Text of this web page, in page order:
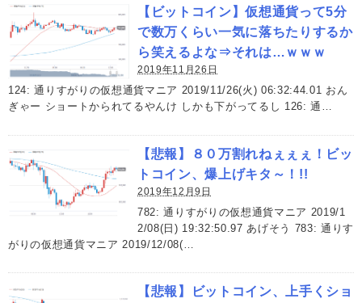
【ビットコイン】仮想通貨って5分
で数万くらい一気に落ちたりするか
ら笑えるよな⇒それは…ｗｗｗ
2019年11月26日
124: 通りすがりの仮想通貨マニア 2019/11/26(火) 06:32:44.01 おん
ぎゃー ショートかられてるやんけ しかも下がってるし 126: 通…
【悲報】８０万割れねぇぇぇ！ビッ
トコイン、爆上げキタ～！!!
2019年12月9日
782: 通りすがりの仮想通貨マニア 2019/1
2/08(日) 19:32:50.97 あげそう 783: 通りす
がりの仮想通貨マニア 2019/12/08(…
【悲報】ビットコイン、上手くショ